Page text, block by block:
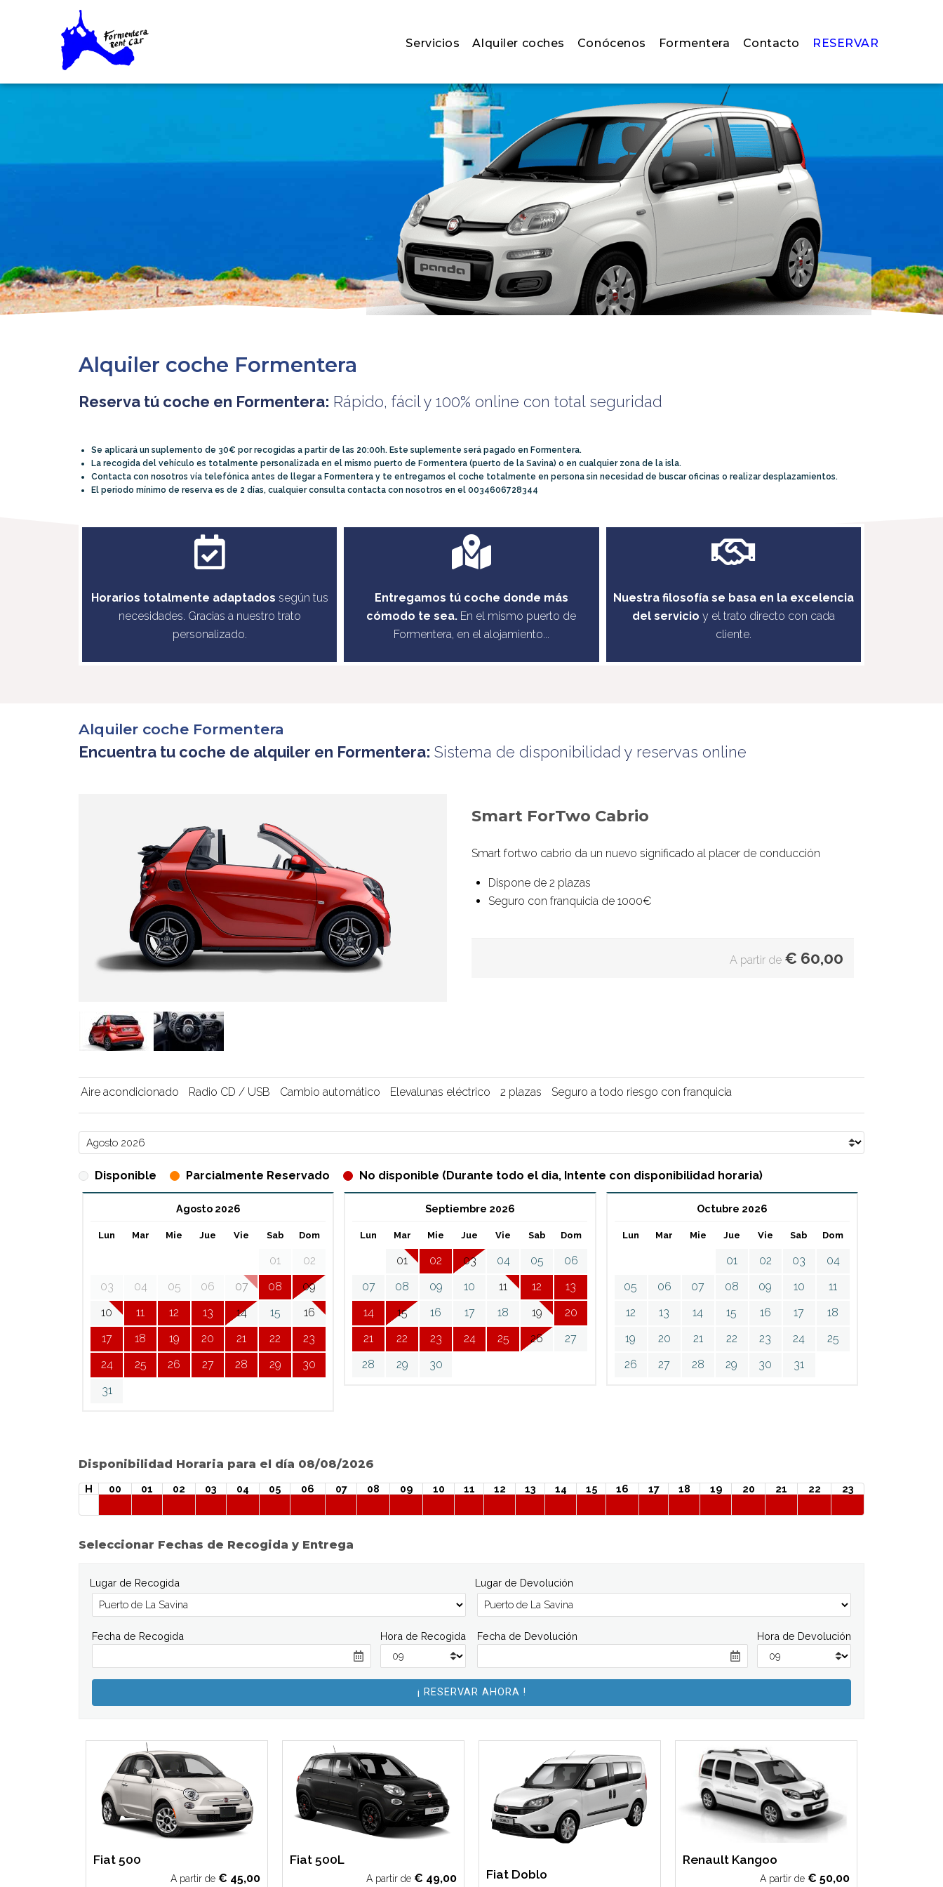
Servicios Alquiler coches Conócenos Formentera Contacto RESERVAR
Alquiler coche Formentera
Reserva tú coche en Formentera: Rápido, fácil y 100% online con total seguridad
Se aplicará un suplemento de 30€ por recogidas a partir de las 20:00h. Este suplemente será pagado en Formentera.
La recogida del vehículo es totalmente personalizada en el mismo puerto de Formentera (puerto de la Savina) o en cualquier zona de la isla.
Contacta con nosotros vía telefónica antes de llegar a Formentera y te entregamos el coche totalmente en persona sin necesidad de buscar oficinas o realizar desplazamientos.
El periodo mínimo de reserva es de 2 días, cualquier consulta contacta con nosotros en el 0034606728344
Horarios totalmente adaptados según tus
necesidades. Gracias a nuestro trato
personalizado.
Entregamos tú coche donde más
cómodo te sea. En el mismo puerto de
Formentera, en el alojamiento...
Nuestra filosofía se basa en la excelencia
del servicio y el trato directo con cada
cliente.
Alquiler coche Formentera
Encuentra tu coche de alquiler en Formentera: Sistema de disponibilidad y reservas online
Smart ForTwo Cabrio
Smart fortwo cabrio da un nuevo significado al placer de conducción
Dispone de 2 plazas
Seguro con franquicia de 1000€
A partir de € 60,00
Aire acondicionado Radio CD / USB Cambio automático Elevalunas eléctrico 2 plazas Seguro a todo riesgo con franquicia
Disponible Parcialmente Reservado No disponible (Durante todo el dia, Intente con disponibilidad horaria)
Agosto 2026
Lun Mar Mie Jue Vie Sab Dom
01
02
03
04 05 06 07 08
09
10
11 12 13 14 15
16
17
18 19 20 21 22
23
24
25 26 27 28 29
30
31
Septiembre 2026
Lun Mar Mie Jue Vie Sab Dom
01 02 03 04 05
06
07
08 09 10 11 12
13
14
15 16 17 18 19
20
21
22 23 24 25 26
27
28
29 30
Octubre 2026
Lun Mar Mie Jue Vie Sab Dom
01 02 03
04
05
06 07 08 09 10
11
12
13 14 15 16 17
18
19
20 21 22 23 24
25
26
27 28 29 30 31
Disponibilidad Horaria para el día 08/08/2026
H 00 01 02 03 04 05 06 07 08 09 10 11 12 13 14 15 16 17 18 19 20 21 22 23
Seleccionar Fechas de Recogida y Entrega
Lugar de Recogida Lugar de Devolución
Fecha de Recogida Hora de Recogida Fecha de Devolución Hora de Devolución
Fiat 500
A partir de € 45,00
Fiat 500L
A partir de € 49,00 Fiat Doblo
Renault Kangoo
A partir de € 50,00